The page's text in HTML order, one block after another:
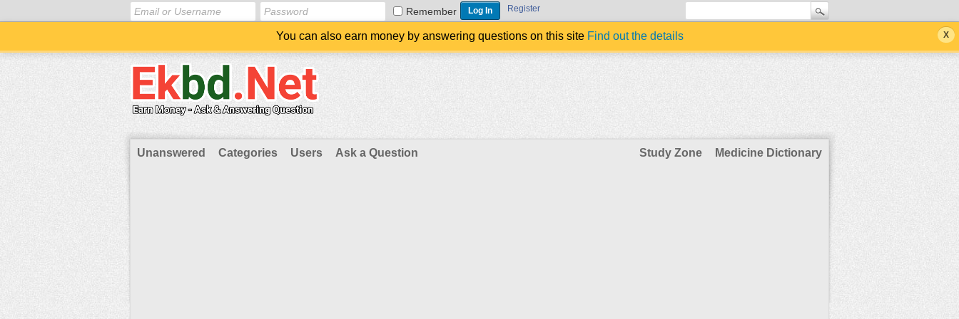
Remember Register
You can also earn money by answering questions on this site Find out the details
Unanswered Categories Users Ask a Question Medicine Dictionary
Study Zone